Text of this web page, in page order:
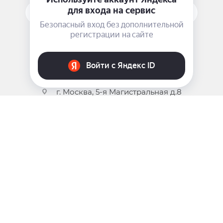
ПОДПИСАТЬСЯ НА РАССЫЛКУ
ЗАДАТЬ ВОПРОС
8 969 999-35-10
г. Москва, 5-я Магистральная д.8